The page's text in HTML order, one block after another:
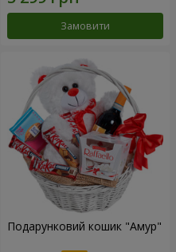
Замовити
Подарунковий кошик "Амур"